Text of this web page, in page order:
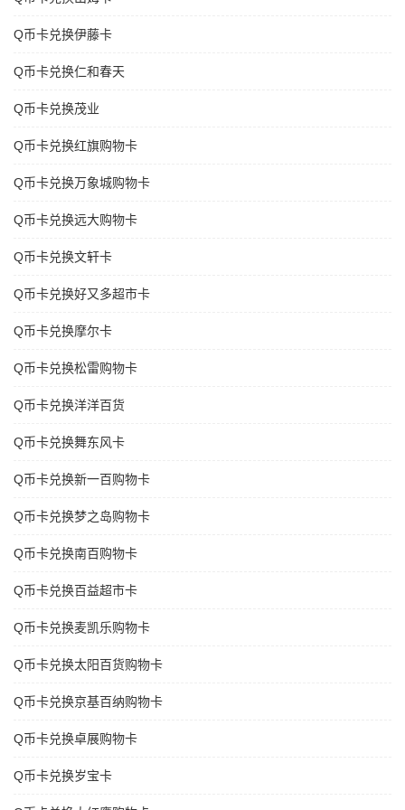
Q币卡兑换伊藤卡
Q币卡兑换仁和春天
Q币卡兑换茂业
Q币卡兑换红旗购物卡
Q币卡兑换万象城购物卡
Q币卡兑换远大购物卡
Q币卡兑换文轩卡
Q币卡兑换好又多超市卡
Q币卡兑换摩尔卡
Q币卡兑换松雷购物卡
Q币卡兑换洋洋百货
Q币卡兑换舞东风卡
Q币卡兑换新一百购物卡
Q币卡兑换梦之岛购物卡
Q币卡兑换南百购物卡
Q币卡兑换百益超市卡
Q币卡兑换麦凯乐购物卡
Q币卡兑换太阳百货购物卡
Q币卡兑换京基百纳购物卡
Q币卡兑换卓展购物卡
Q币卡兑换岁宝卡